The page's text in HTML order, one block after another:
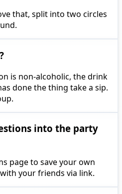
that, split into two circles
is non-alcoholic, the drink
done the thing take a sip.
into the party
page to save your own
your friends via link.